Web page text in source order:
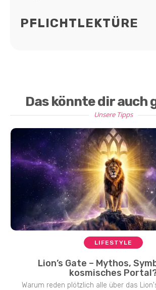
PFLICHTLEKTÜRE
Das könnte dir auch
Unsere Tipps
LIFESTYLE
Lion’s Gate – Mythos,
kosmisches
Warum reden plötzlich alle über das